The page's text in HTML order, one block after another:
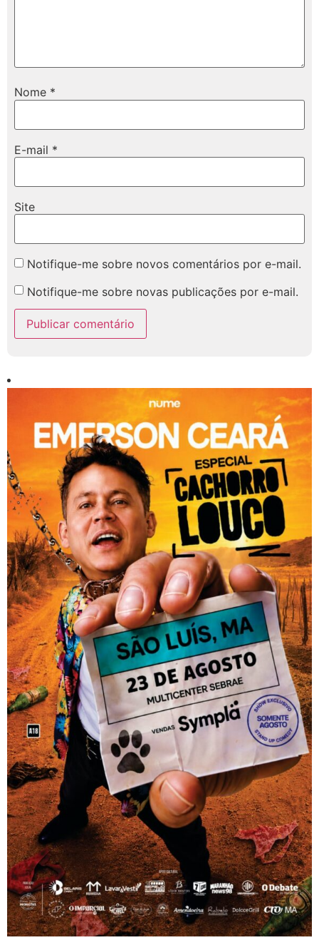
Nome *
E-mail *
Site
Notifique-me sobre novos comentários por e-mail.
Notifique-me sobre novas publicações por e-mail.